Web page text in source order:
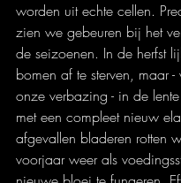
worden uit echte cellen.
zien we gebeuren bij het
de seizoenen. In de herfst
bomen af te sterven, maar -
onze verbazing - in de
met een compleet nieuw
afgevallen bladeren rotten
voorjaar weer als